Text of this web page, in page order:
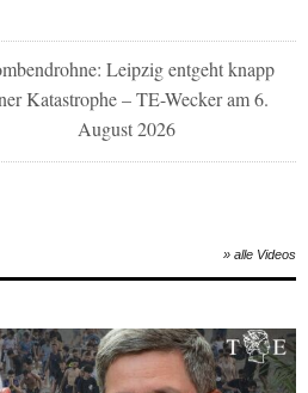
Leipzig entgeht knapp
Katastrophe – TE-Wecker am 6.
August 2026
» alle Videos